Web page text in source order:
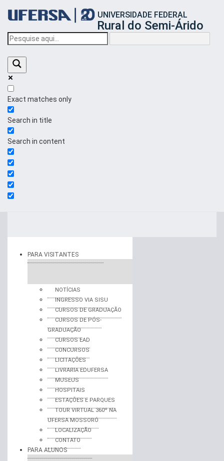
portal
UFERSA
UNIVERSIDADE FEDERAL
Rural do Semi-Árido
Exact matches only
Search in title
Search in content
PARA VISITANTES
NOTÍCIAS
INGRESSO VIA SISU
CURSOS DE GRADUAÇÃO
CURSOS DE PÓS-
GRADUAÇÃO
CURSOS EAD
CONCURSOS
LICITAÇÕES
LIVRARIA EDUFERSA
MUSEUS
HOSPITAIS
ESTAÇÕES E PARQUES
TOUR VIRTUAL 360º NA
UFERSA MOSSORÓ
LOCALIZAÇÃO
CONTATO
PARA ALUNOS